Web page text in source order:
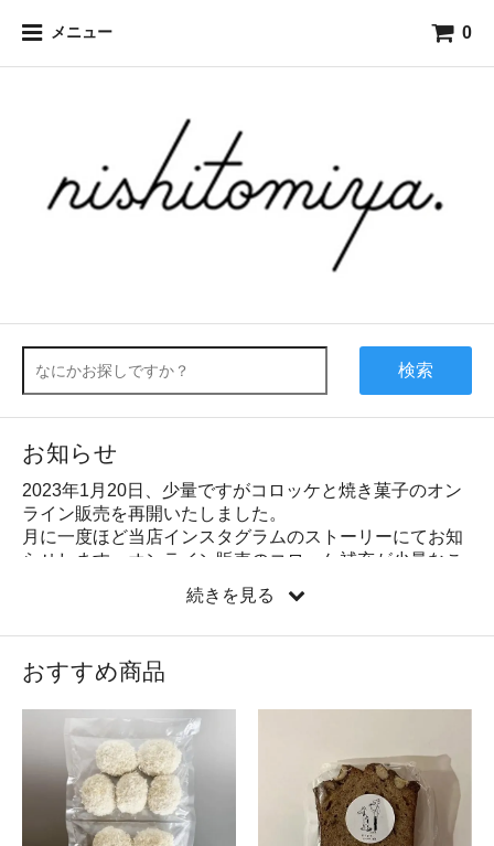
メニュー 0
検索
お知らせ
2023年1月20日、少量ですがコロッケと焼き菓子のオン
ライン販売を再開いたしました。
月に一度ほど当店インスタグラムのストーリーにてお知
らせします。オンライン販売のコロッケ補充が少量なこ
ともあり1～3日ほどで完売することが多くなっておりま
す。ご不便をおかけいたしますがご理解のほど宜しくお
2021年10月15日に東山三条でナチュラルワインとお料理
「NISHITOMIYA」として移転オープン致しました。
コロッケの持ち帰りのほか、パンや焼き菓子の持ち帰り
も少しご用意あります。
店内営業：ランチ12時～15時（14時LO）夜の酒場営業
18時～23時（22時LO）
持ち帰りは12時～22時まで（売り切れ次第終了）。
続きを見る
おすすめ商品